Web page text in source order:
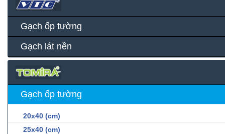
Gạch ốp tường
Gạch lát nền
Gạch ốp tường
20x40 (cm)
25x40 (cm)